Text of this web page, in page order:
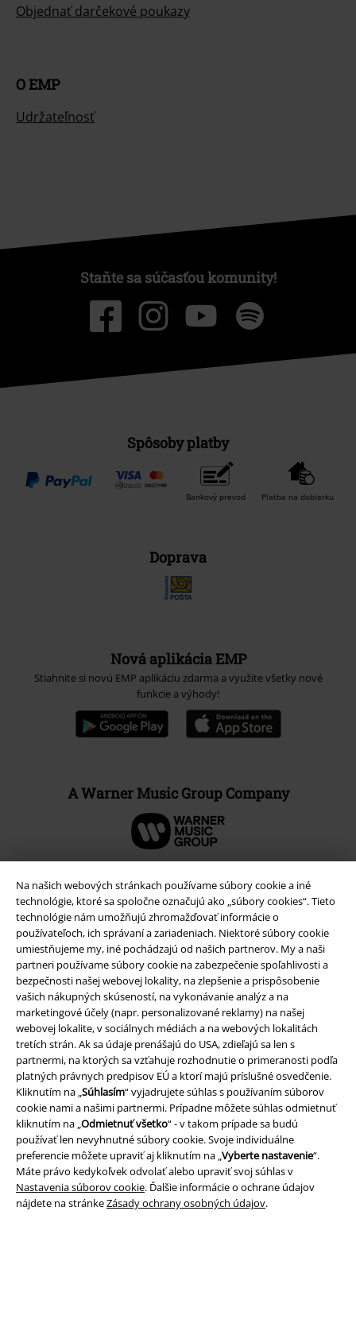
Na našich webových stránkach používame súbory cookie a iné
technológie, ktoré sa spoločne označujú ako „súbory cookies“. Tieto
technológie nám umožňujú zhromažďovať informácie o
používateľoch, ich správaní a zariadeniach. Niektoré súbory cookie
umiestňujeme my, iné pochádzajú od našich partnerov. My a naši
partneri používame súbory cookie na zabezpečenie spoľahlivosti a
bezpečnosti našej webovej lokality, na zlepšenie a prispôsobenie
vašich nákupných skúseností, na vykonávanie analýz a na
marketingové účely (napr. personalizované reklamy) na našej
webovej lokalite, v sociálnych médiách a na webových lokalitách
tretích strán. Ak sa údaje prenášajú do USA, zdieľajú sa len s
partnermi, na ktorých sa vzťahuje rozhodnutie o primeranosti podľa
platných právnych predpisov EÚ a ktorí majú príslušné osvedčenie.
Kliknutím na „Súhlasím“ vyjadrujete súhlas s používaním súborov
cookie nami a našimi partnermi. Prípadne môžete súhlas odmietnuť
kliknutím na „Odmietnuť všetko“ - v takom prípade sa budú
používať len nevyhnutné súbory cookie. Svoje individuálne
preferencie môžete upraviť aj kliknutím na „Vyberte nastavenie“.
Máte právo kedykoľvek odvolať alebo upraviť svoj súhlas v
Nastavenia súborov cookie. Ďalšie informácie o ochrane údajov
nájdete na stránkeZásady ochrany osobných údajov.
Objednať darčekové poukazy
O EMP
Udržateľnosť
Staňte sa súčasťou komunity!
Spôsoby platby
Bankový prevod Platba na dobierku
Doprava
Nová aplikácia EMP
Stiahnite si novú EMP aplikáciu zdarma a využite všetky nové
funkcie a výhody!
A Warner Music Group Company
Právne informácie
Podmienky
Imprint
Ochrana osobných údajov
Likvidácia odpadu a ochrana životného prostredia
Vyhlásenie o zhode